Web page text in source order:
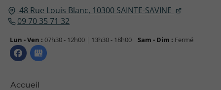
48 Rue Louis Blanc, 10300 SAINTE-SAVINE
09 70 35 71 32
Lun - Ven : 07h30 - 12h00 | 13h30 - 18h00 Sam - Dim : Fermé
Accueil